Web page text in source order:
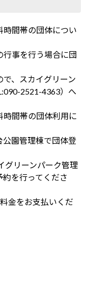
間帯の団体につい
行事を行う場合に団
で、スカイグリーン
2521-4363）へ
間帯の団体利用に
公園管理棟で団体登
グリーンパーク管理
を行ってくださ
金をお支払いくだ